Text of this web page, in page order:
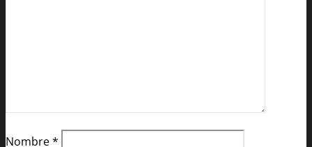
Nombre*